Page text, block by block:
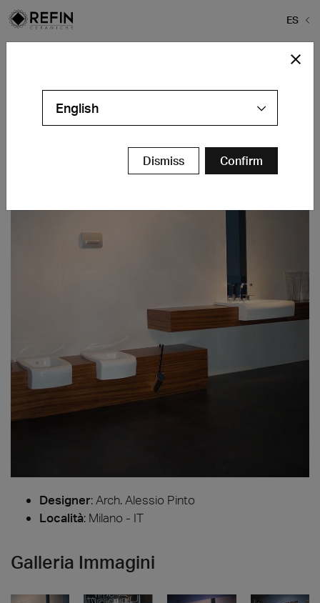
ES
Milano - IT
Designer: Arch. Alessio Pinto
Località: Milano - IT
Galleria Immagini
English
Dismiss Confirm